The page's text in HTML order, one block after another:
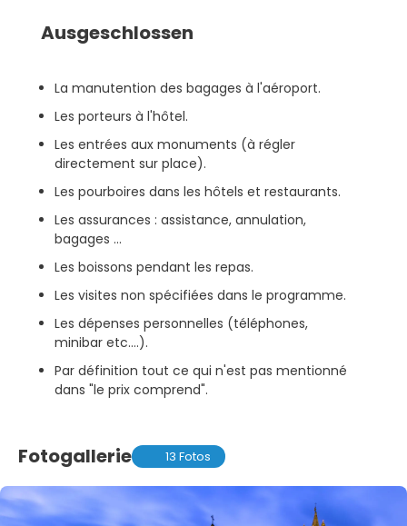
Ausgeschlossen
La manutention des bagages à l'aéroport.
Les porteurs à l'hôtel.
Les entrées aux monuments (à régler
directement sur place).
Les pourboires dans les hôtels et restaurants.
Les assurances : assistance, annulation,
bagages …
Les boissons pendant les repas.
Les visites non spécifiées dans le programme.
Les dépenses personnelles (téléphones,
minibar etc.…).
Par définition tout ce qui n'est pas mentionné
dans "le prix comprend".
Fotogallerie 13 Fotos